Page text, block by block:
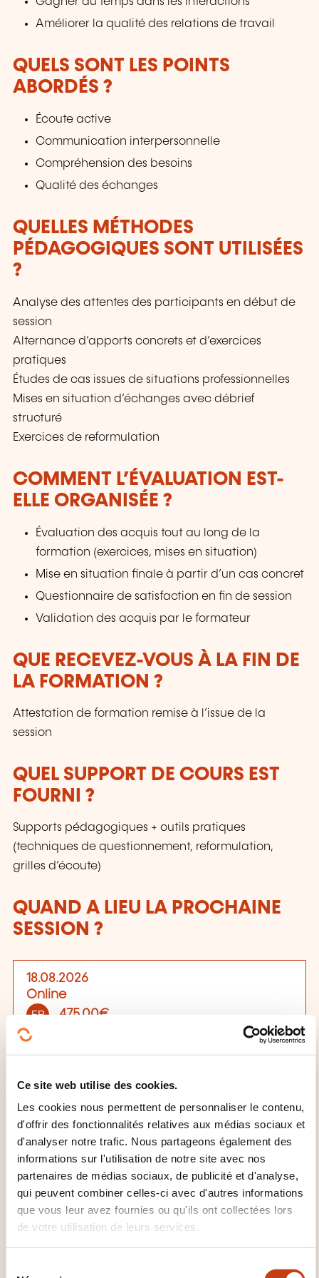
Ce site web utilise des cookies.
Les cookies nous permettent de personnaliser le contenu,
d'offrir des fonctionnalités relatives aux médias sociaux et
d'analyser notre trafic. Nous partageons également des
informations sur l'utilisation de notre site avec nos
partenaires de médias sociaux, de publicité et d'analyse,
qui peuvent combiner celles-ci avec d'autres informations
que vous leur avez fournies ou qu'ils ont collectées lors
de votre utilisation de leurs services.
Améliorer la qualité des relations de travail
QUELS SONT LES POINTS
ABORDÉS ?
Écoute active
Communication interpersonnelle
Compréhension des besoins
Qualité des échanges
QUELLES MÉTHODES
PÉDAGOGIQUES SONT UTILISÉES
?
Analyse des attentes des participants en début de
session
Alternance d’apports concrets et d’exercices
pratiques
Études de cas issues de situations professionnelles
Mises en situation d’échanges avec débrief
structuré
Exercices de reformulation
COMMENT L’ÉVALUATION EST-
ELLE ORGANISÉE ?
Évaluation des acquis tout au long de la
formation (exercices, mises en situation)
Mise en situation finale à partir d’un cas concret
Questionnaire de satisfaction en fin de session
Validation des acquis par le formateur
QUE RECEVEZ-VOUS À LA FIN DE
LA FORMATION ?
Attestation de formation remise à l’issue de la
session
QUEL SUPPORT DE COURS EST
FOURNI ?
Supports pédagogiques + outils pratiques
(techniques de questionnement, reformulation,
grilles d’écoute)
QUAND A LIEU LA PROCHAINE
SESSION ?
18.08.2026
Online
FR 475,00€
Voir détails
9H 12H 13H 16H
Date limite d'inscription
12.08.2026